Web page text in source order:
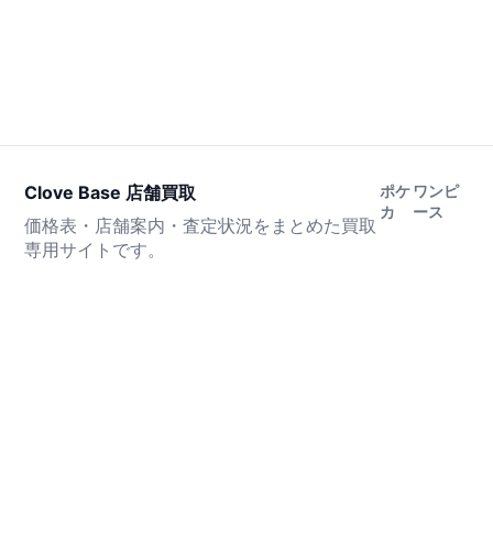
Clove Base 店舗買取
価格表・店舗案内・査定状況をまとめた買取
専用サイトです。
ポケ
カ
ワンピ
ース